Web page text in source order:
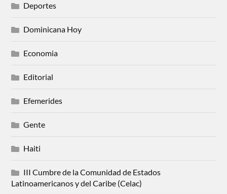
Deportes
Dominicana Hoy
Economia
Editorial
Efemerides
Gente
Haiti
III Cumbre de la Comunidad de Estados
Latinoamericanos y del Caribe (Celac)